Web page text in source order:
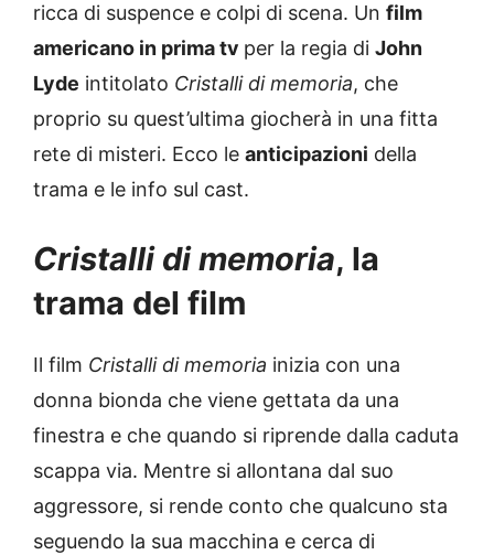
ricca di suspence e colpi di scena. Un film
americano in prima tv per la regia di John
Lyde intitolato Cristalli di memoria, che
proprio su quest’ultima giocherà in una fitta
rete di misteri. Ecco le anticipazioni della
trama e le info sul cast.
Cristalli di memoria, la
trama del film
Il film Cristalli di memoria inizia con una
donna bionda che viene gettata da una
finestra e che quando si riprende dalla caduta
scappa via. Mentre si allontana dal suo
aggressore, si rende conto che qualcuno sta
seguendo la sua macchina e cerca di